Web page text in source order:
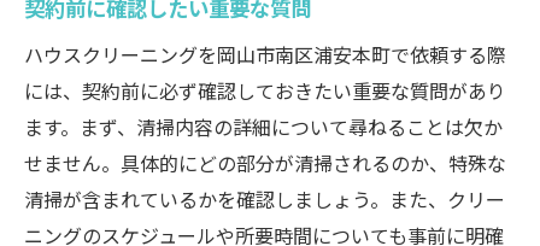
契約前に確認したい重要な質問
ハウスクリーニングを岡山市南区浦安本町で依頼する際
には、契約前に必ず確認しておきたい重要な質問があり
ます。まず、清掃内容の詳細について尋ねることは欠か
せません。具体的にどの部分が清掃されるのか、特殊な
清掃が含まれているかを確認しましょう。また、クリー
ニングのスケジュールや所要時間についても事前に明確